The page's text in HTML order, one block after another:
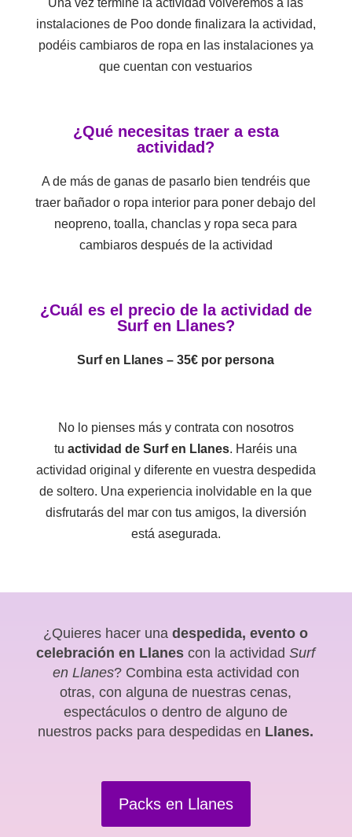
Una vez termine la actividad volveremos a las
instalaciones de Poo donde finalizara la actividad,
podéis cambiaros de ropa en las instalaciones ya
que cuentan con vestuarios
¿Qué necesitas traer a esta
actividad?
A de más de ganas de pasarlo bien tendréis que
traer bañador o ropa interior para poner debajo del
neopreno, toalla, chanclas y ropa seca para
cambiaros después de la actividad
¿Cuál es el precio de la actividad de
Surf en Llanes?
Surf en Llanes – 35€ por persona
No lo pienses más y contrata con nosotros
tu actividad de Surf en Llanes. Haréis una
actividad original y diferente en vuestra despedida
de soltero. Una experiencia inolvidable en la que
disfrutarás del mar con tus amigos, la diversión
está asegurada.
¿Quieres hacer unadespedida, evento o
celebración en Llanes con la actividadSurf
en Llanes? Combina esta actividad con
otras, con alguna de nuestras cenas,
espectáculos o dentro de alguno de
nuestros packs para despedidas en Llanes.
Packs en Llanes